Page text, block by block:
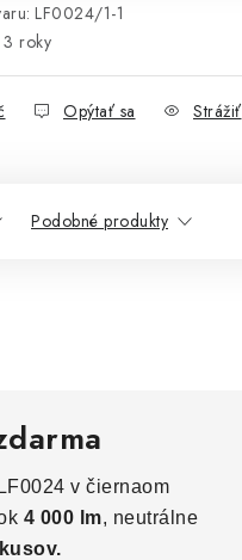
LF0024/1-1
3 roky
Opýtať sa Strážiť
Podobné produkty
v čiernaom
4 000 lm, neutrálne